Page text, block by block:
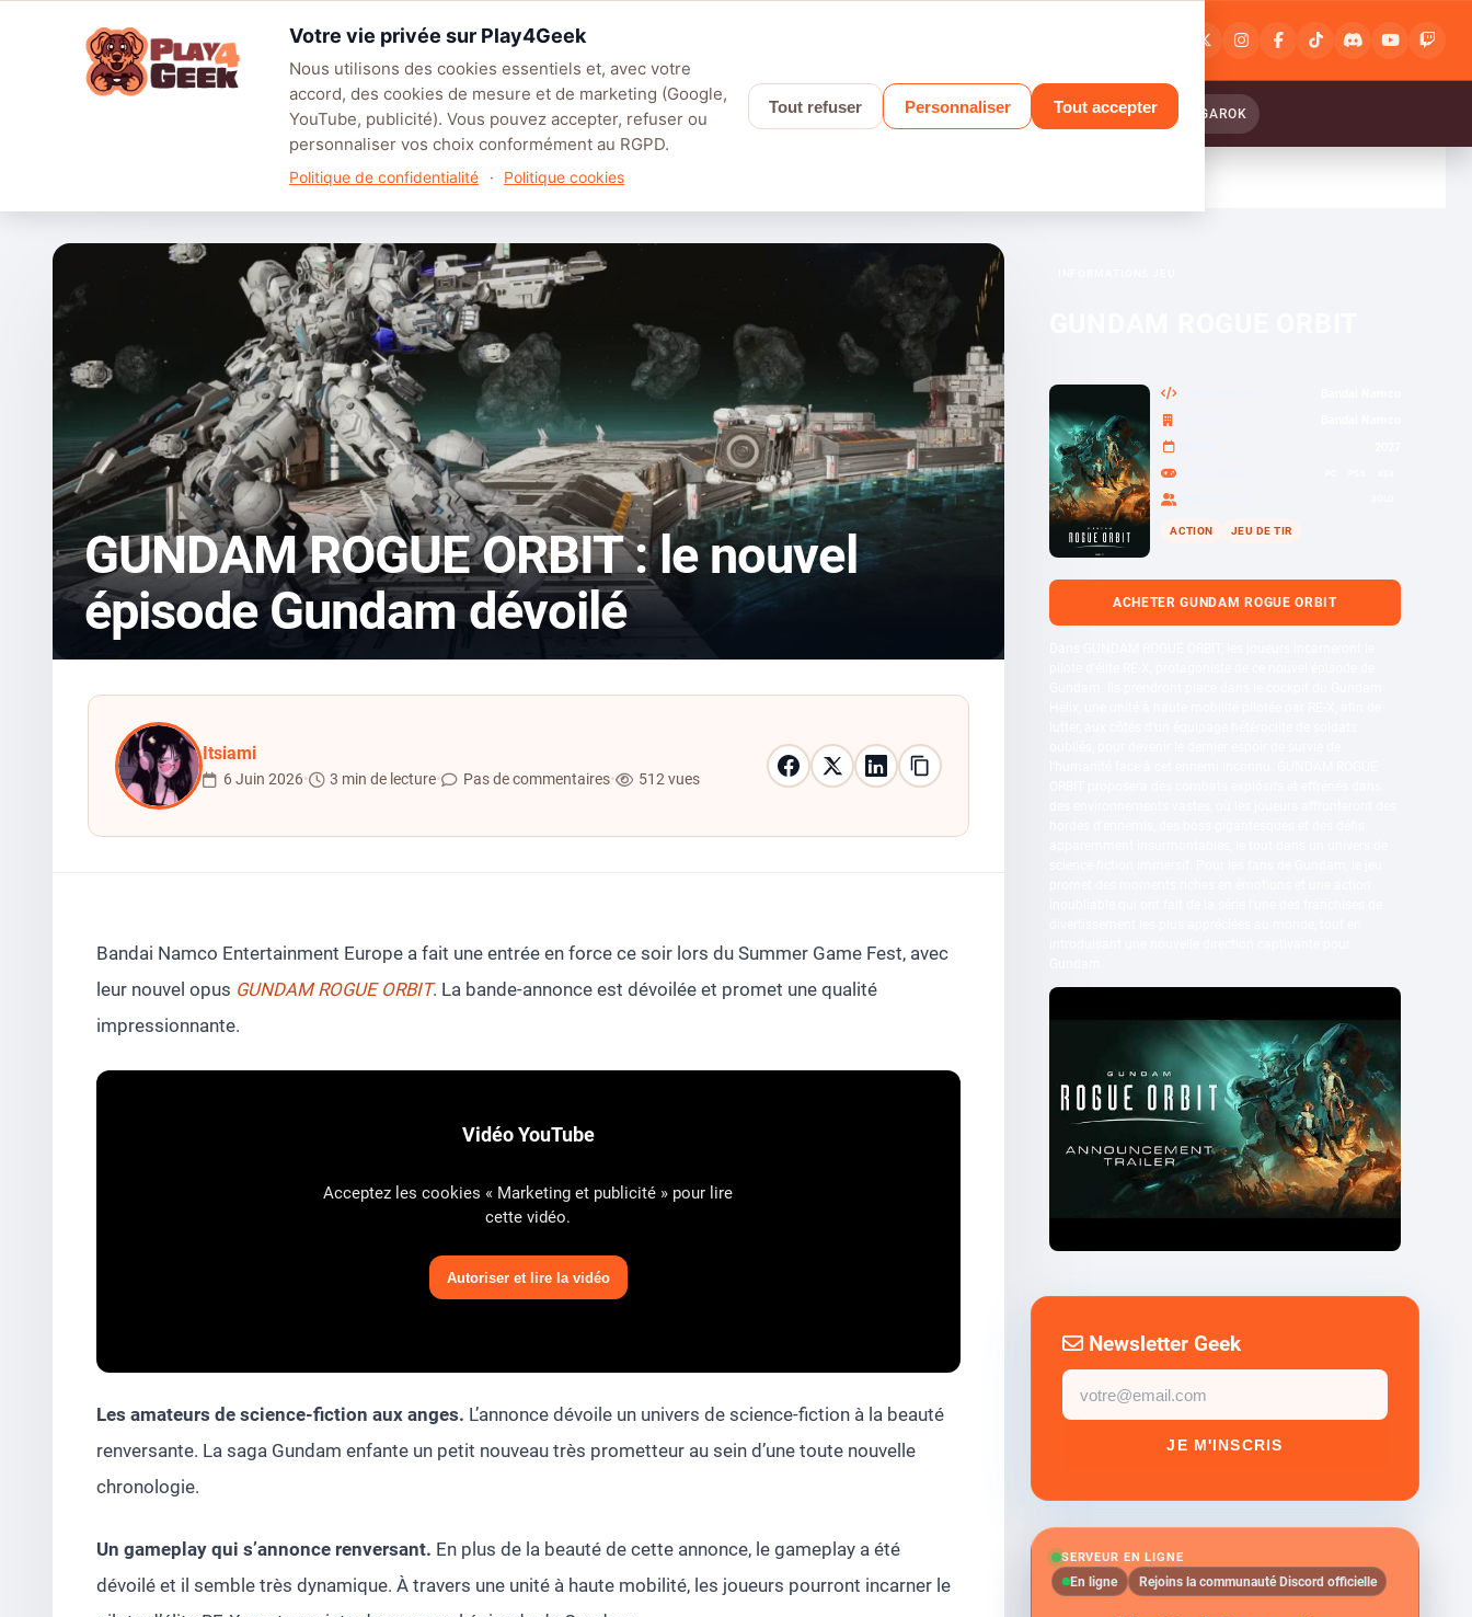
inscription
LEAGUE OF LEGENDS BATTLEFIELD 6 PALWORLD APEX LEGENDS SAROS GRANBLUE FANTASY RELINK : ENDLESS RANGAROK
GUNDAM ROGUE ORBIT : le nouvel épisode Gundam dévoilé
GUNDAM ROGUE ORBIT : le nouvel
épisode Gundam dévoilé
Itsiami
6 Juin 2026• 3 min de lecture• Pas de commentaires• 512 vues
Bandai Namco Entertainment Europe a fait une entrée en force ce soir lors du Summer Game Fest, avec
leur nouvel opus GUNDAM ROGUE ORBIT. La bande-annonce est dévoilée et promet une qualité
impressionnante.
Vidéo YouTube
Acceptez les cookies « Marketing et publicité » pour lire
cette vidéo.
Autoriser et lire la vidéo
Les amateurs de science-fiction aux anges. L’annonce dévoile un univers de science-fiction à la beauté
renversante. La saga Gundam enfante un petit nouveau très prometteur au sein d’une toute nouvelle
chronologie.
Un gameplay qui s’annonce renversant. En plus de la beauté de cette annonce, le gameplay a été
dévoilé et il semble très dynamique. À travers une unité à haute mobilité, les joueurs pourront incarner le
DÉVELOPPEUR
PLATEFORMES
MODES DE JEU
ACTION JEU DE TIR
ACHETER GUNDAM ROGUE ORBIT
Newsletter Geek
Email
newsletter
JE M'INSCRIS
SERVEUR EN LIGNE
En ligne Rejoins la communauté Discord officielle
Votre vie privée sur Play4Geek
Nous utilisons des cookies essentiels et, avec votre
accord, des cookies de mesure et de marketing (Google,
YouTube, publicité). Vous pouvez accepter, refuser ou
personnaliser vos choix conformément au RGPD.
Politique de confidentialité · Politique cookies
Tout refuser Personnaliser Tout accepter